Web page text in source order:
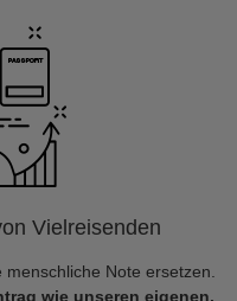
Vielreisenden
Note ersetzen.
wie unseren eigenen.